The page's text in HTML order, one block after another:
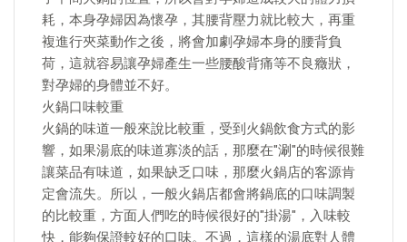
耗，本身孕婦因為懷孕，其腰背壓力就比較大，再重
複進行夾菜動作之後，將會加劇孕婦本身的腰背負
荷，這就容易讓孕婦產生一些腰酸背痛等不良癥狀，
對孕婦的身體並不好。
火鍋口味較重
火鍋的味道一般來說比較重，受到火鍋飲食方式的影
響，如果湯底的味道寡淡的話，那麼在"涮"的時候很難
讓菜品有味道，如果缺乏口味，那麼火鍋店的客源肯
定會流失。所以，一般火鍋店都會將鍋底的口味調製
的比較重，方面人們吃的時候很好的"掛湯"，入味較
快，能夠保證較好的口味。不過，這樣的湯底對人體